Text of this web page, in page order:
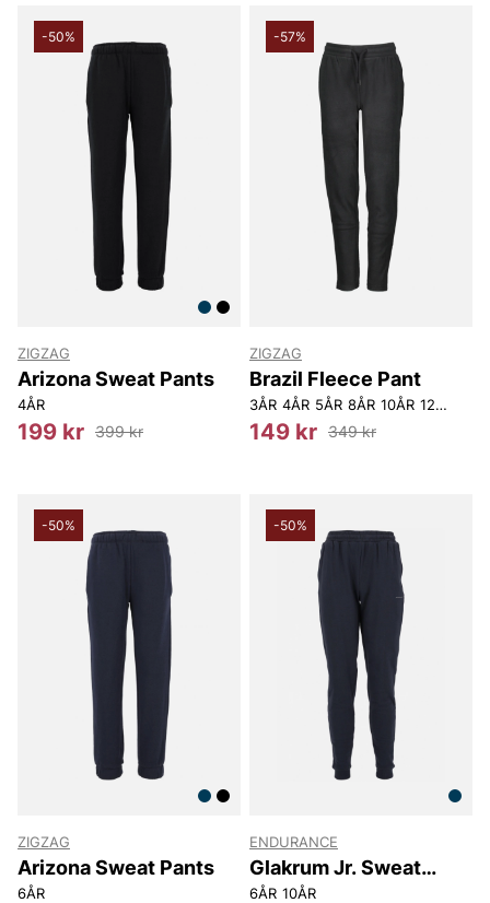
-50%
ZIGZAG
Arizona Sweat Pants
4ÅR
199 kr 399 kr
-57%
ZIGZAG
Brazil Fleece Pant
3ÅR 4ÅR 5ÅR 8ÅR 10ÅR 12ÅR
149 kr 349 kr
-50%
ZIGZAG
Arizona Sweat Pants
6ÅR
-50%
ENDURANCE
Glakrum Jr. Sweat
Pants
6ÅR 10ÅR